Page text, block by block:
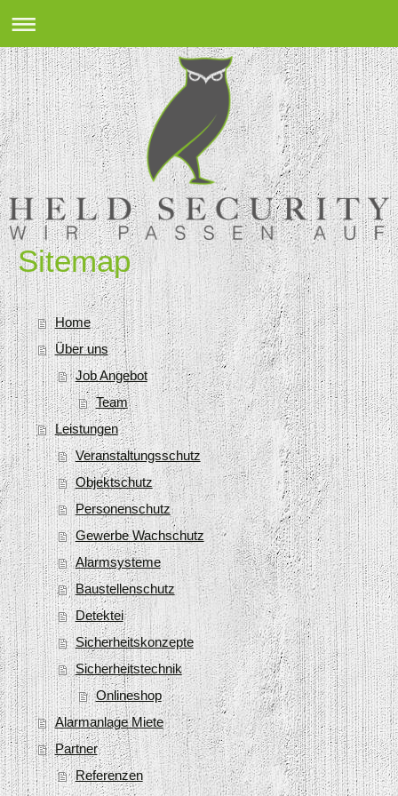
Sitemap
Home
Über uns
Job Angebot
Team
Leistungen
Veranstaltungsschutz
Objektschutz
Personenschutz
Gewerbe Wachschutz
Alarmsysteme
Baustellenschutz
Detektei
Sicherheitskonzepte
Sicherheitstechnik
Onlineshop
Alarmanlage Miete
Partner
Referenzen